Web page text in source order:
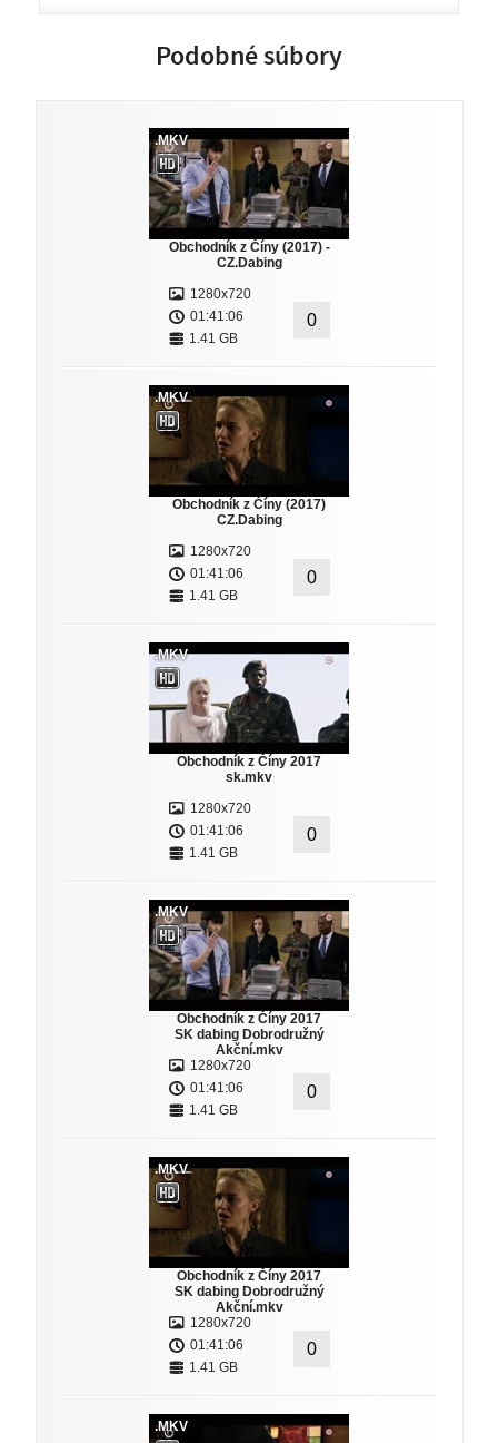
Podobné súbory
.MKV
Obchodník z Číny (2017) -
CZ.Dabing
1280x720
01:41:06
1.41 GB
0
.MKV
Obchodník z Číny (2017)
CZ.Dabing
1280x720
01:41:06
1.41 GB
0
.MKV
Obchodník z Číny 2017
sk.mkv
1280x720
01:41:06
1.41 GB
0
.MKV
Obchodník z Číny 2017
SK dabing Dobrodružný
Akční.mkv
1280x720
01:41:06
1.41 GB
0
.MKV
Obchodník z Číny 2017
SK dabing Dobrodružný
Akční.mkv
1280x720
01:41:06
1.41 GB
0
.MKV